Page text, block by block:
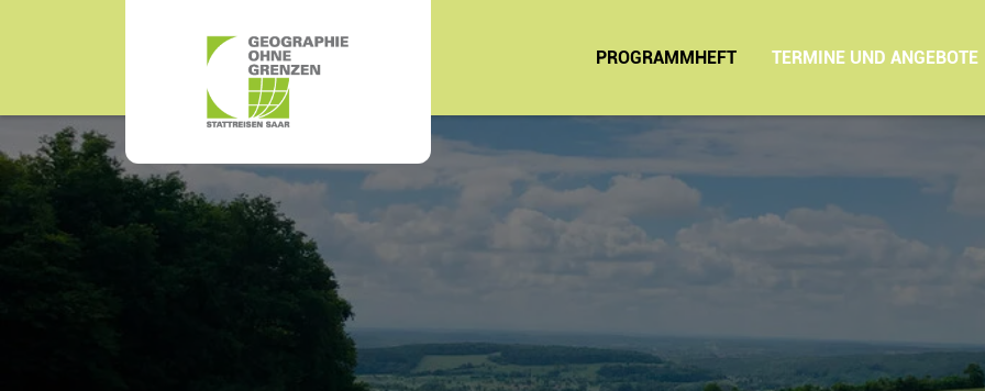
PROGRAMMHEFT TERMINE UND ANGEBOTE